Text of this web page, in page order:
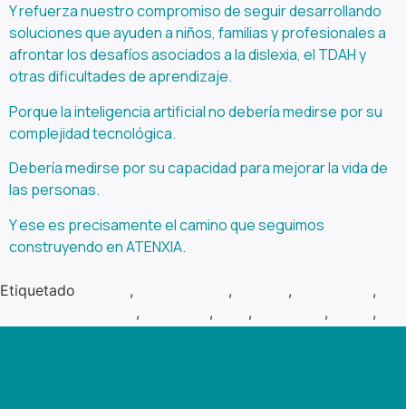
Y refuerza nuestro compromiso de seguir desarrollando
soluciones que ayuden a niños, familias y profesionales a
afrontar los desafíos asociados a la dislexia, el TDAH y
otras dificultades de aprendizaje.
Porque la inteligencia artificial no debería medirse por su
complejidad tecnológica.
Debería medirse por su capacidad para mejorar la vida de
las personas.
Y ese es precisamente el camino que seguimos
construyendo en ATENXIA.
Etiquetado , , ,
,
, , , ,
,